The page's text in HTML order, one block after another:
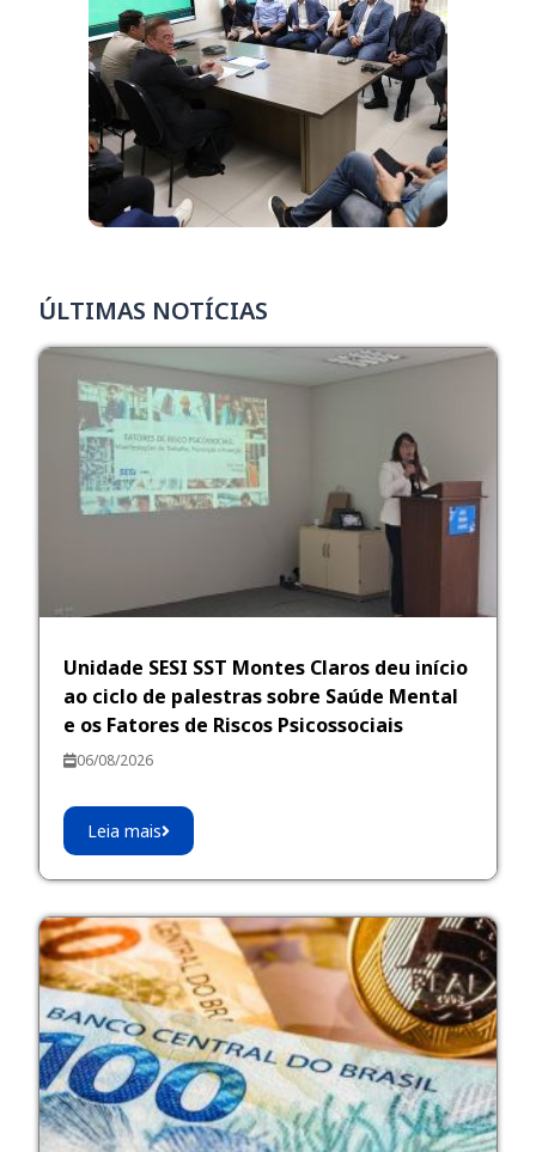
ÚLTIMAS NOTÍCIAS
Unidade SESI SST Montes Claros deu início
ao ciclo de palestras sobre Saúde Mental
e os Fatores de Riscos Psicossociais
06/08/2026
Leia mais